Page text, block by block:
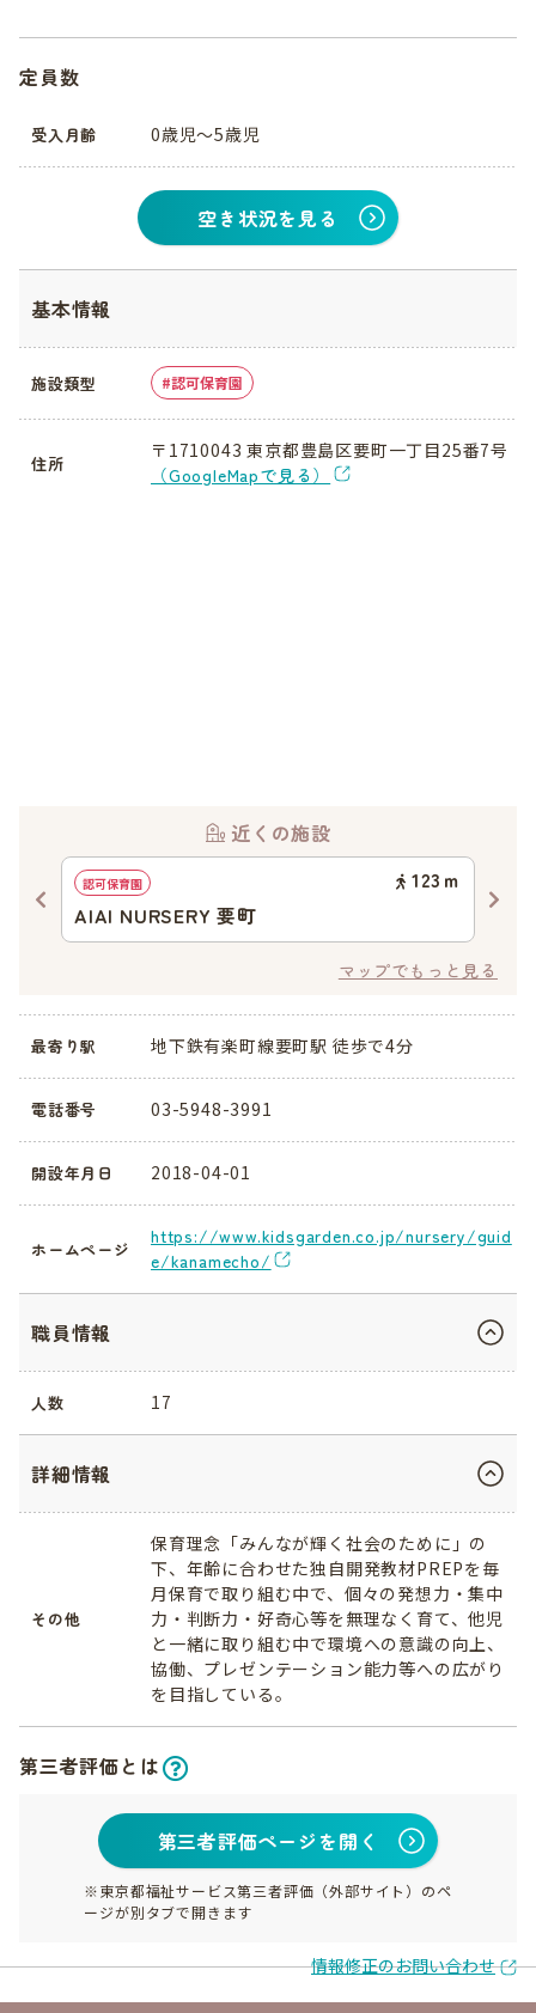
定員数
受入月齢 0歳児〜5歳児
空き状況を見る
基本情報
施設類型 認可保育園
住所
〒1710043 東京都豊島区要町一丁目25番7号
（GoogleMapで見る）
近くの施設
認可保育園 123 ｍ
AIAI NURSERY 要町
マップでもっと見る
最寄り駅 地下鉄有楽町線要町駅 徒歩で4分
電話番号 03-5948-3991
開設年月日 2018-04-01
ホームページ
https://www.kidsgarden.co.jp/nursery/guid
e/kanamecho/
職員情報
人数 17
詳細情報
その他
保育理念「みんなが輝く社会のために」の
下、年齢に合わせた独自開発教材PREPを毎
月保育で取り組む中で、個々の発想力・集中
力・判断力・好奇心等を無理なく育て、他児
と一緒に取り組む中で環境への意識の向上、
協働、プレゼンテーション能力等への広がり
を目指している。
第三者評価とは
第三者評価ページを開く
※東京都福祉サービス第三者評価（外部サイト）のペ
ージが別タブで開きます
情報修正のお問い合わせ